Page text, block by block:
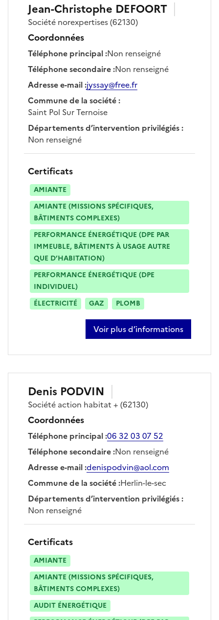
Jean-Christophe DEFOORT
Société norexpertises(62130)
Coordonnées
Téléphone principal:Non renseigné
Téléphone secondaire:Non renseigné
Adresse e-mail:jyssay@free.fr
Commune de la société:
Saint Pol Sur Ternoise
Départements d’intervention privilégiés:
Non renseigné
Certificats
AMIANTE
AMIANTE (MISSIONS SPÉCIFIQUES,
BÂTIMENTS COMPLEXES)
PERFORMANCE ÉNERGÉTIQUE (DPE PAR
IMMEUBLE, BÂTIMENTS À USAGE AUTRE
QUE D’HABITATION)
PERFORMANCE ÉNERGÉTIQUE (DPE
INDIVIDUEL)
ÉLECTRICITÉ
GAZ PLOMB
Voir plus d’informations
sur jean-christophe defoort
Denis PODVIN
Société action habitat + (62130)
Coordonnées
Téléphone principal:06 32 03 07 52
Téléphone secondaire:Non renseigné
Adresse e-mail:denispodvin@aol.com
Commune de la société:Herlin-le-sec
Départements d’intervention privilégiés:
Non renseigné
Certificats
AMIANTE
AMIANTE (MISSIONS SPÉCIFIQUES,
BÂTIMENTS COMPLEXES)
AUDIT ÉNERGÉTIQUE